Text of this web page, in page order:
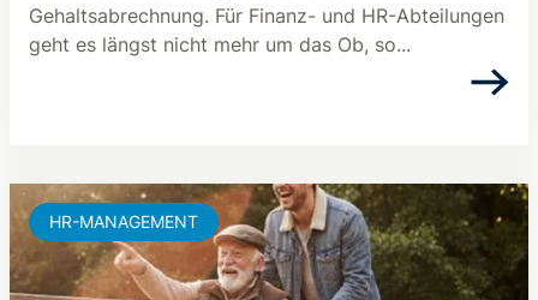
Gehaltsabrechnung. Für Finanz- und HR-Abteilungen
geht es längst nicht mehr um das Ob, so...
HR-MANAGEMENT